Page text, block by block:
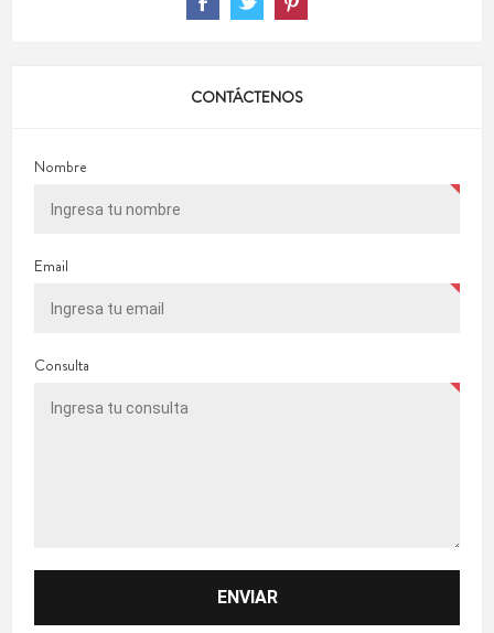
CONTÁCTENOS
Nombre
Email
Consulta